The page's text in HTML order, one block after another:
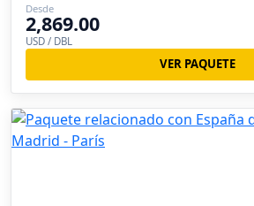
Desde
2,869.00
USD / DBL
VER PAQUETE